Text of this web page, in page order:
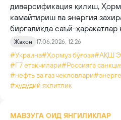
диверсификация қилиш,
камайтириш ва энергия
биргаликда саъй-ҳаракатлар
Жаҳон 17.06.2026, 12:26
#Украина#Ҳормуз бўғози#АҚШ
#Г7 етакчилари#Россияга
#нефть ва газ чекловлари
#ҳудудий яхлитлик
МАВЗУГА ОИД ЯНГИЛИКЛАР